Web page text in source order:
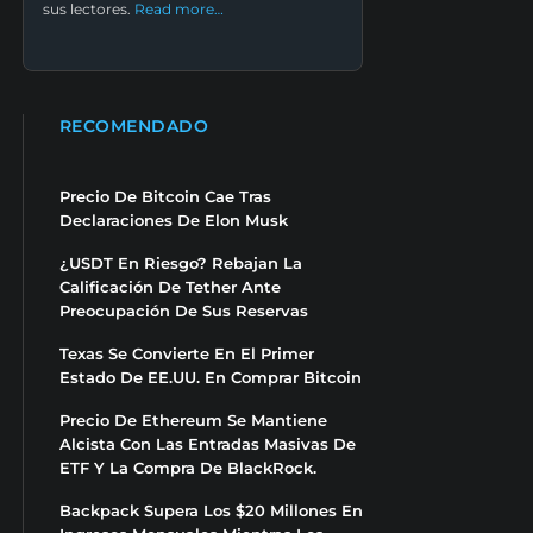
sus lectores. Read more…
RECOMENDADO
Precio De Bitcoin Cae Tras
Declaraciones De Elon Musk
¿USDT En Riesgo? Rebajan La
Calificación De Tether Ante
Preocupación De Sus Reservas
Texas Se Convierte En El Primer
Estado De EE.UU. En Comprar Bitcoin
Precio De Ethereum Se Mantiene
Alcista Con Las Entradas Masivas De
ETF Y La Compra De BlackRock.
Backpack Supera Los $20 Millones En